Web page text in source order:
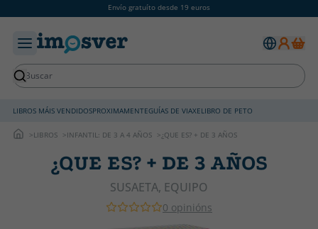
Envío gratuíto desde 19 euros
LIBROS MÁIS VENDIDOSPROXIMAMENTEGUÍAS DE VIAXELIBRO DE PETO
LIBROS INFANTIL: DE 3 A 4 AÑOS ¿QUE ES? + DE 3 AÑOS
¿QUE ES? + DE 3 AÑOS
SUSAETA, EQUIPO
0 opinións